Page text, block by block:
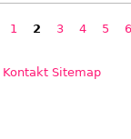
1 2 3 4 5 6
Kontakt Sitemap